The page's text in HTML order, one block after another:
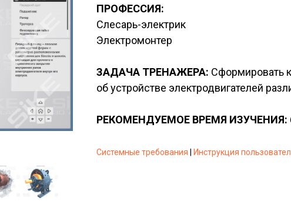
ПРОФЕССИЯ:
Слесарь-электрик
Электромонтер
ЗАДАЧА ТРЕНАЖЕРА: Сформировать
об устройстве электродвигателей
РЕКОМЕНДУЕМОЕ ВРЕМЯ ИЗУЧЕНИЯ:
Системные требования Инструкция